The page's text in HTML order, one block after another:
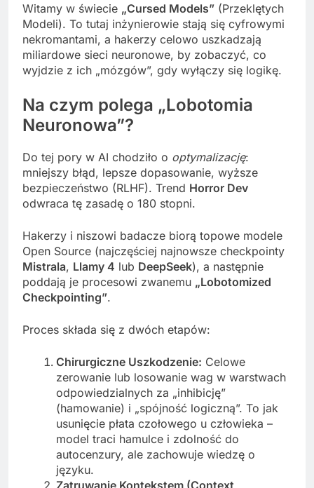
Witamy w świecie „Cursed Models” (Przeklętych
Modeli). To tutaj inżynierowie stają się cyfrowymi
nekromantami, a hakerzy celowo uszkadzają
miliardowe sieci neuronowe, by zobaczyć, co
wyjdzie z ich „mózgów”, gdy wyłączy się logikę.
Na czym polega „Lobotomia
Neuronowa”?
Do tej pory w AI chodziło o optymalizację:
mniejszy błąd, lepsze dopasowanie, wyższe
bezpieczeństwo (RLHF). Trend Horror Dev
odwraca tę zasadę o 180 stopni.
Hakerzy i niszowi badacze biorą topowe modele
Open Source (najczęściej najnowsze checkpointy
Mistrala, Llamy 4 lub DeepSeek), a następnie
poddają je procesowi zwanemu „Lobotomized
Checkpointing”.
Proces składa się z dwóch etapów:
Chirurgiczne Uszkodzenie: Celowe
zerowanie lub losowanie wag w warstwach
odpowiedzialnych za „inhibicję”
(hamowanie) i „spójność logiczną”. To jak
usunięcie płata czołowego u człowieka –
model traci hamulce i zdolność do
autocenzury, ale zachowuje wiedzę o
języku.
Zatruwanie Kontekstem (Context